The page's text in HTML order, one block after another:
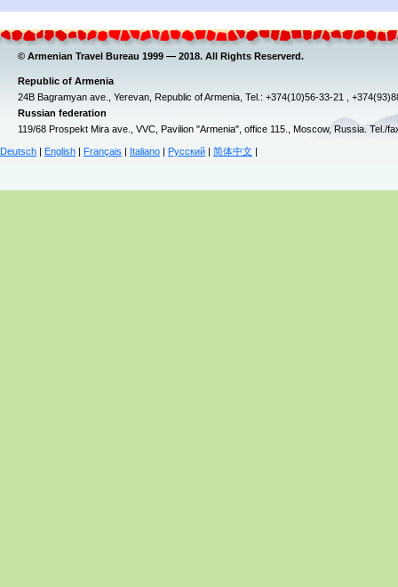
© Armenian Travel Bureau 1999 — 2018. All Rights Reserverd.
Republic of Armenia
24B Bagramyan ave., Yerevan, Republic of Armenia, Tel.: +374(10)56-33-21 ,
Russian federation
119/68 Prospekt Mira ave., VVC, Pavilion "Armenia", office 115., Moscow, Russia. Tel./
Deutsch English Français Italiano Русский 简体中文